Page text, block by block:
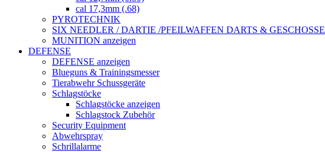
cal 17,3mm (.68)
PYROTECHNIK
SIX NEEDLER / DARTIE /PFEILWAFFEN DARTS & GESCHOSSE
MUNITION anzeigen
DEFENSE
DEFENSE anzeigen
Blueguns & Trainingsmesser
Tierabwehr Schussgeräte
Schlagstöcke
Schlagstöcke anzeigen
Schlagstock Zubehör
Security Equipment
Abwehrspray
Schrillalarme